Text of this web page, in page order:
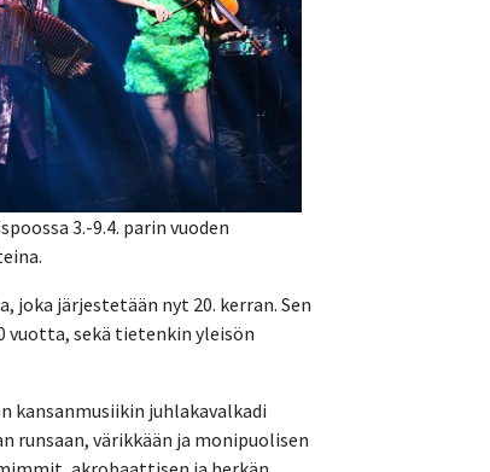
3.-9.4. parin vuoden
joka järjestetään nyt 20. kerran. Sen
vuotta, sekä tietenkin yleisön
kansanmusiikin juhlakavalkadi
runsaan, värikkään ja monipuolisen